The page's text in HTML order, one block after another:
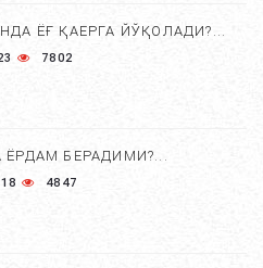
ЁҒ ҚАЕРГА ЙЎҚОЛАДИ?...
7802
БЕРАДИМИ?...
4847